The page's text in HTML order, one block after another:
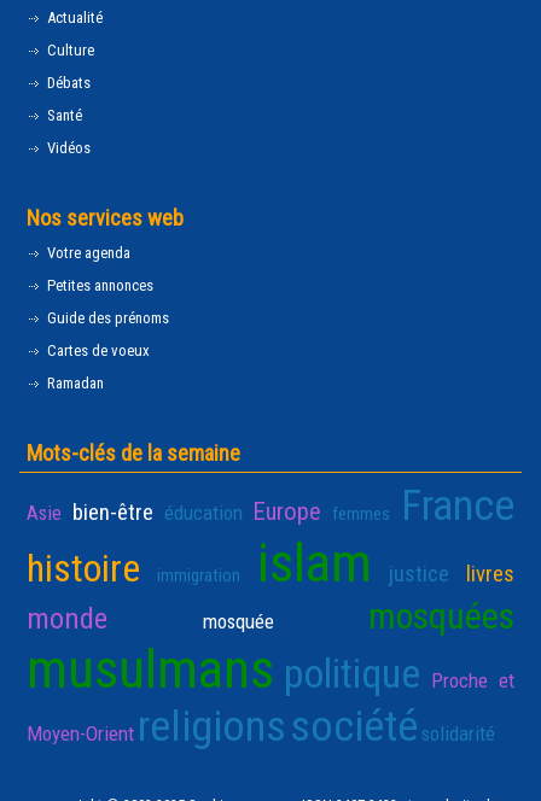
Actualité
Culture
Débats
Santé
Vidéos
Nos services web
Votre agenda
Petites annonces
Guide des prénoms
Cartes de voeux
Ramadan
Mots-clés de la semaine
Asie bien-être éducation Europe femmes France
histoire immigration islam justice livres
monde mosquée mosquées
musulmans politique Proche et
Moyen-Orient religionssociété solidarité